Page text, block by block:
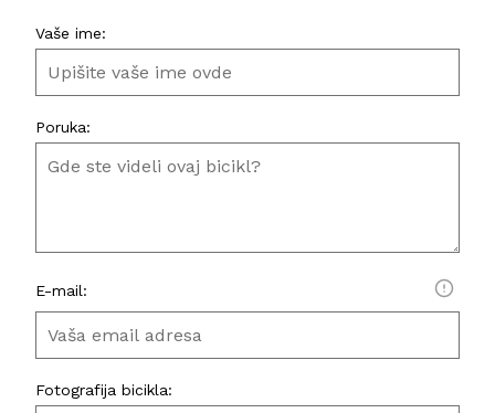
Vaše ime:
Poruka:
E-mail:
Fotografija bicikla: